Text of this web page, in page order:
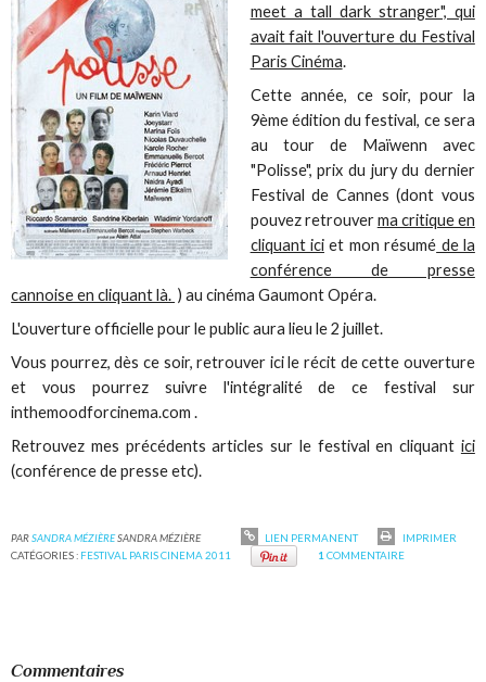
meet a tall dark stranger", qui
avait fait l'ouverture du Festival
Paris Cinéma.
Cette année, ce soir, pour la
9ème édition du festival, ce sera
au tour de Maïwenn avec
"Polisse", prix du jury du dernier
Festival de Cannes (dont vous
pouvez retrouverma critique en
cliquant iciet mon résumé de la
conférence de presse
cannoise en cliquant là. ) au cinéma Gaumont Opéra.
L'ouverture officielle pour le public aura lieu le 2 juillet.
Vous pourrez, dès ce soir, retrouver ici le récit de cette ouverture
et vous pourrez suivre l'intégralité de ce festival sur
inthemoodforcinema.com .
Retrouvez mes précédents articles sur le festival en cliquant ici
(conférence de presse etc).
PARSANDRA MÉZIÈRESANDRA MÉZIÈRE LIEN PERMANENT
IMPRIMER
CATÉGORIES : FESTIVAL PARIS CINEMA 2011 1 COMMENTAIRE
Commentaires